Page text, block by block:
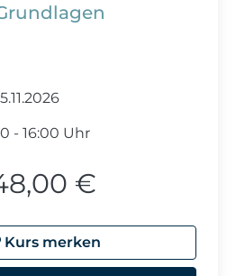
- 16:00 Uhr
€
Kurs merken